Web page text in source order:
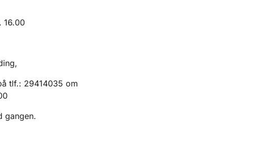
16.00
tlf.: 29414035 om
gangen.